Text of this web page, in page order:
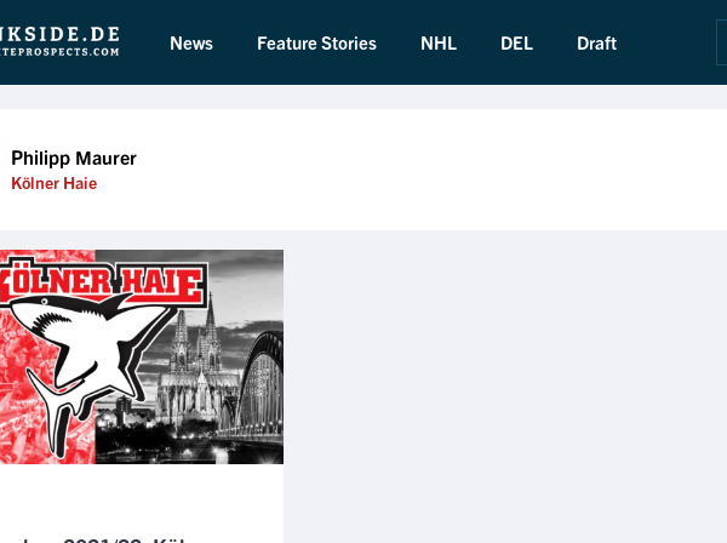
News Feature Stories NHL DEL Draft
Philipp Maurer
Kölner Haie